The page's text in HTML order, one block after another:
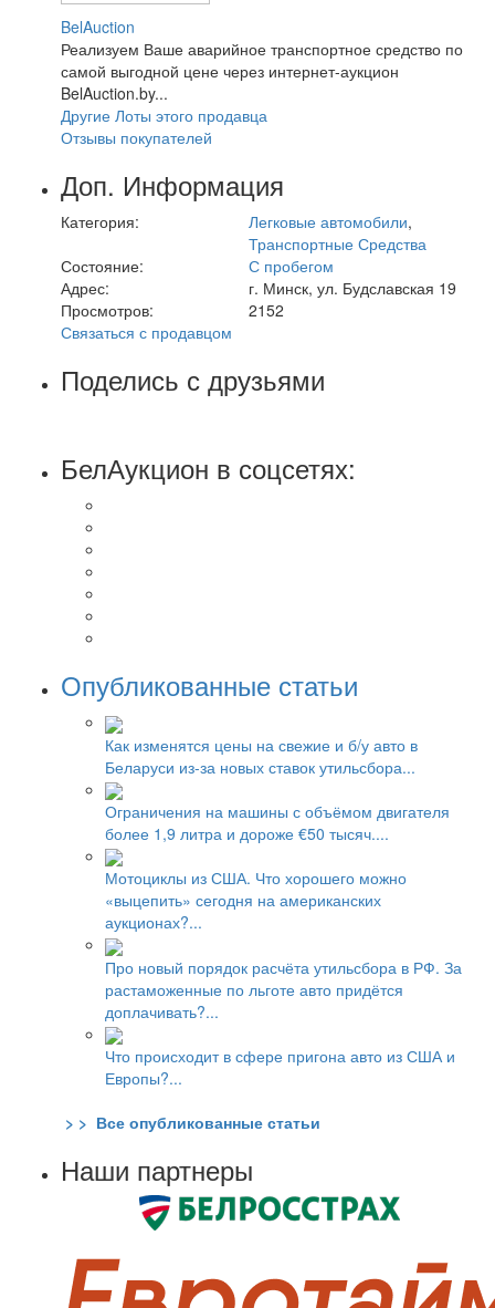
BelAuction
Реализуем Ваше аварийное транспортное средство по
самой выгодной цене через интернет-аукцион
BelAuction.by...
Другие Лоты этого продавца
Отзывы покупателей
Доп. Информация
Категория: Легковые автомобили,
Транспортные Средства
Состояние:
С пробегом
Адрес:
г. Минск, ул. Будславская 19
Просмотров:
2152
Связаться с продавцом
Поделись с друзьями
БелАукцион в соцсетях:
Опубликованные статьи
Как изменятся цены на свежие и б/у авто в
Беларуси из-за новых ставок утильсбора...
Ограничения на машины с объёмом двигателя
более 1,9 литра и дороже €50 тысяч....
Мотоциклы из США. Что хорошего можно
«выцепить» сегодня на американских
аукционах?...
Про новый порядок расчёта утильсбора в РФ. За
растаможенные по льготе авто придётся
доплачивать?...
Что происходит в сфере пригона авто из США и
Европы?...
> > Все опубликованные статьи
Наши партнеры